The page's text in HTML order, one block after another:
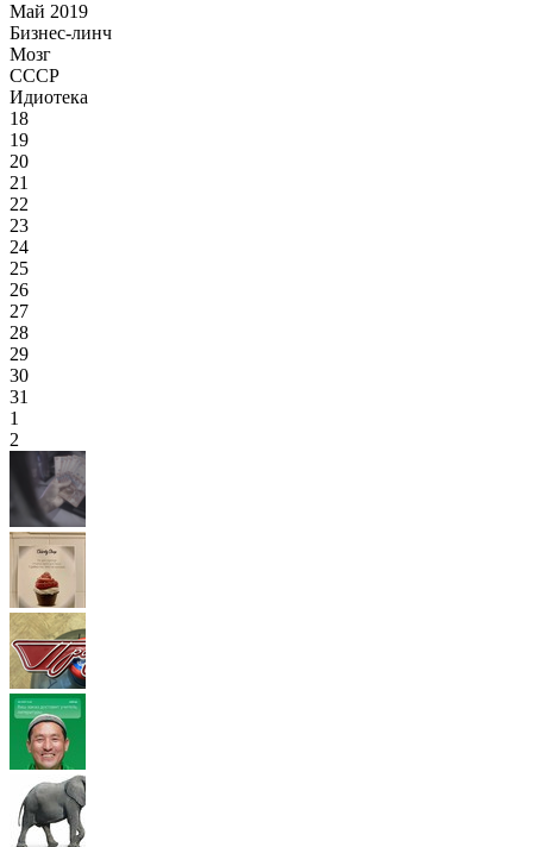
Май 2019
Бизнес-линч
Мозг
СССР
Идиотека
18
19
20
21
22
23
24
25
26
27
28
29
30
31
1
2